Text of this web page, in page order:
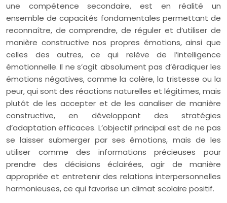
une compétence secondaire, est en réalité un
ensemble de capacités fondamentales permettant de
reconnaître, de comprendre, de réguler et d’utiliser de
manière constructive nos propres émotions, ainsi que
celles des autres, ce qui relève de l’intelligence
émotionnelle. Il ne s’agit absolument pas d’éradiquer les
émotions négatives, comme la colère, la tristesse ou la
peur, qui sont des réactions naturelles et légitimes, mais
plutôt de les accepter et de les canaliser de manière
constructive, en développant des stratégies
d’adaptation efficaces. L’objectif principal est de ne pas
se laisser submerger par ses émotions, mais de les
utiliser comme des informations précieuses pour
prendre des décisions éclairées, agir de manière
appropriée et entretenir des relations interpersonnelles
harmonieuses, ce qui favorise un climat scolaire positif.